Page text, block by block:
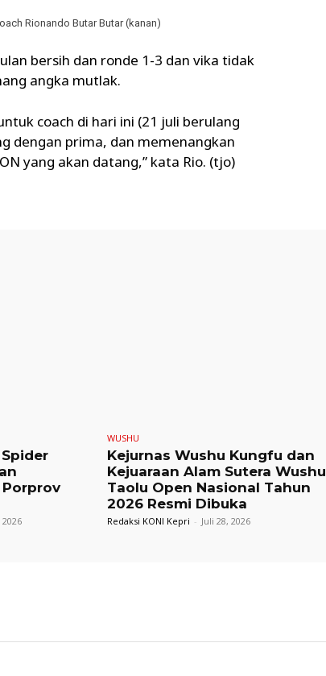
Rionando Butar Butar (kanan)
bersih dan ronde 1-3 dan vika tidak
angka mutlak.
coach di hari ini (21 juli berulang
dengan prima, dan memenangkan
yang akan datang,” kata Rio. (tjo)
WUSHU
Kejurnas Wushu Kungfu dan
Kejuaraan Alam Sutera Wushu
Taolu Open Nasional Tahun
2026 Resmi Dibuka
Redaksi KONI Kepri - Juli 28, 2026